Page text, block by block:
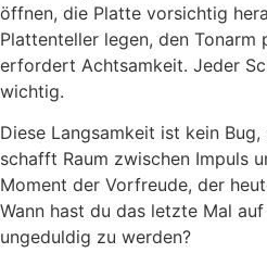
öffnen, die Platte vorsichtig
Plattenteller legen, den
erfordert Achtsamkeit. Jeder
wichtig.
Diese Langsamkeit ist kein
schafft Raum zwischen Impuls
Moment der Vorfreude, der
Wann hast du das letzte Mal
ungeduldig zu werden?